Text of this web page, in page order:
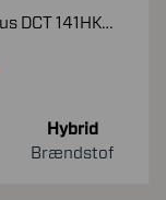
1,6 GDI Plugin-hybrid Upgrade m/Plus DCT 141HK 5d 6g Aut.
Hybrid
Brændstof